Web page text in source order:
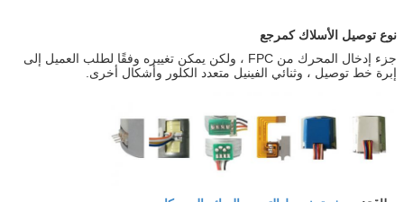
نوع توصيل الأسلاك كمرجع
جزء إدخال المحرك من FPC ، ولكن يمكن تغييره وفقًا لطلب العميل إلى
إبرة خط توصيل ، وثنائي الفينيل متعدد الكلور وأشكال أخرى.